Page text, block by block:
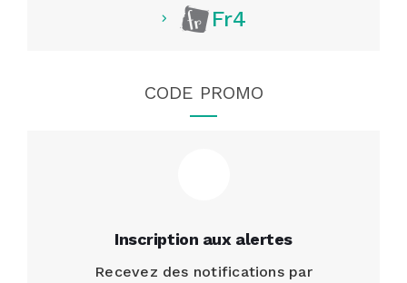
Fr4
CODE PROMO
Inscription aux alertes
Recevez des notifications par